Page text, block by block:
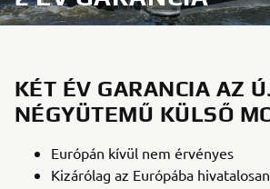
KÉT ÉV GARANCIA AZ
NÉGYÜTEMŰ KÜLSŐ
Európán kívül nem érvényes
Kizárólag az Európába